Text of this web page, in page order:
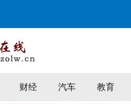
财经 汽车 教育